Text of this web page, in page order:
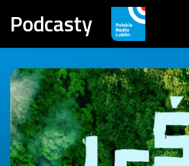
Podcasty